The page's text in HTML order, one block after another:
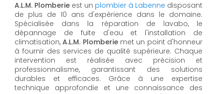
A.L.M. Plomberie est un plombier à Labenne disposant
de plus de 10 ans d'expérience dans le domaine.
Spécialisée dans la réparation de lavabo, le
dépannage de fuite d'eau et l'installation de
climatisation,A.L.M. Plomberiemet un point d'honneur
à fournir des services de qualité supérieure. Chaque
intervention est réalisée avec précision et
professionnalisme, garantissant des solutions
durables et efficaces. Grâce à une expertise
technique approfondie et une connaissance des